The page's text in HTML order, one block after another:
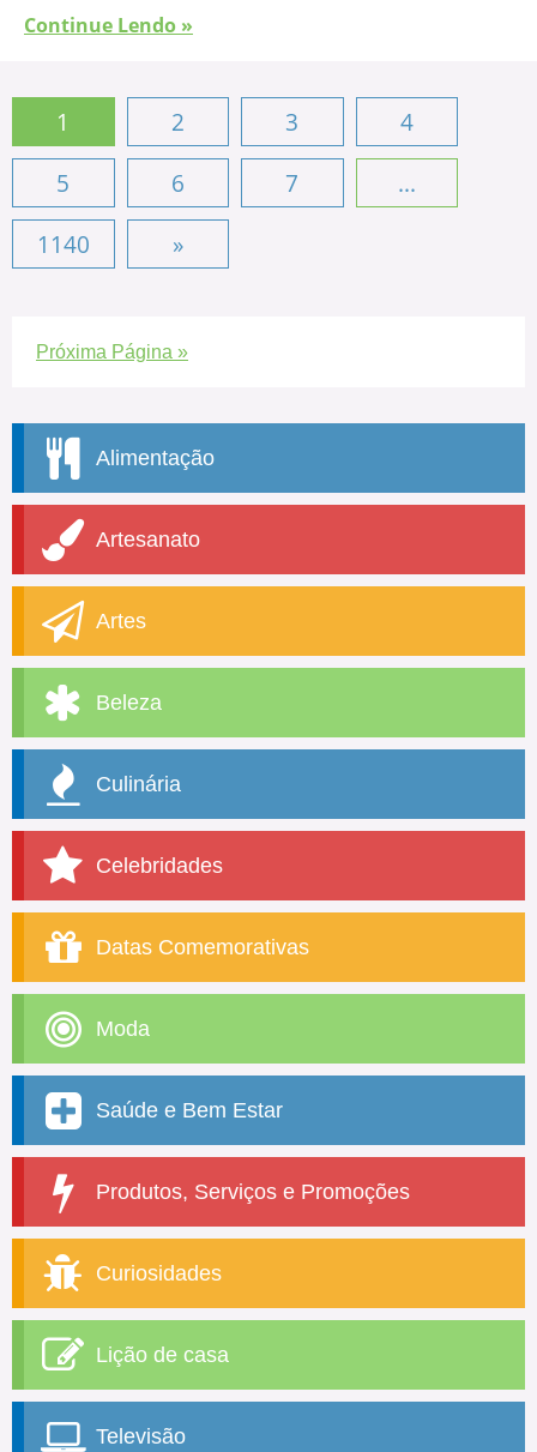
Continue Lendo »
1 2 3
4
5
6 7
...
1140
»
Próxima Página »
Alimentação
Artesanato
Artes
Beleza
Culinária
Celebridades
Datas Comemorativas
Moda
Saúde e Bem Estar
Produtos, Serviços e Promoções
Curiosidades
Lição de casa
Televisão